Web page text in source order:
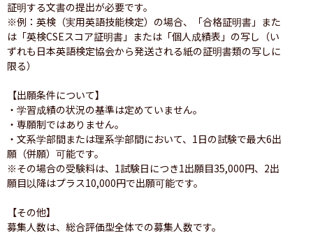
証明する文書の提出が必要です。
※例：英検（実用英語技能検定）の場合、「合格証明書」また
は「英検CSEスコア証明書」または「個人成績表」の写し（い
ずれも日本英語検定協会から発送される紙の証明書類の写しに
限る）
【出願条件について】
・学習成績の状況の基準は定めていません。
・専願制ではありません。
・文系学部間または理系学部間において、1日の試験で最大6出
願（併願）可能です。
※その場合の受験料は、1試験日につき1出願目35,000円、2出
願目以降はプラス10,000円で出願可能です。
【その他】